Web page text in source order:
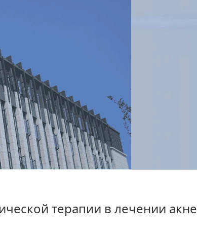
Новоститерапии в лечении акне